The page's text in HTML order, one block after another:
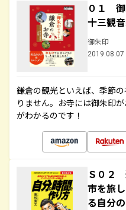
０１ 御
十三観
御朱印
2019.08.07
鎌倉の観光といえば、季節
りません。お寺には御朱印
がわかるのです！
Ｓ０２
市を旅
る自分